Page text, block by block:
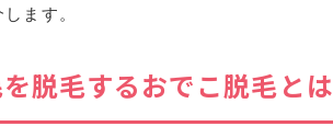
ます。
脱毛するおでこ脱毛とは